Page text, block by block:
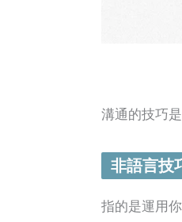
溝通的技巧
非語言技
指的是運用